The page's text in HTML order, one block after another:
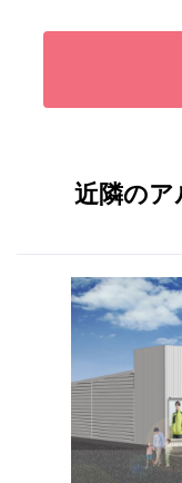
近隣のア